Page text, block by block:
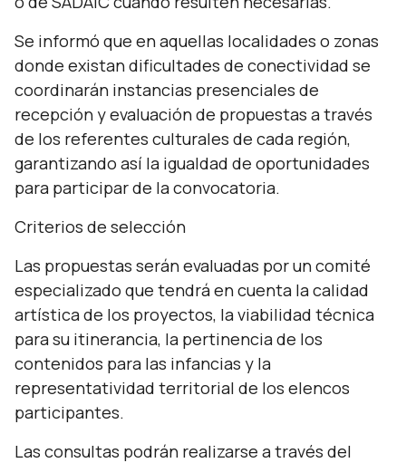
Se informó que en aquellas localidades o zonas
donde existan dificultades de conectividad se
coordinarán instancias presenciales de
recepción y evaluación de propuestas a través
de los referentes culturales de cada región,
garantizando así la igualdad de oportunidades
para participar de la convocatoria.
Criterios de selección
Las propuestas serán evaluadas por un comité
especializado que tendrá en cuenta la calidad
artística de los proyectos, la viabilidad técnica
para su itinerancia, la pertinencia de los
contenidos para las infancias y la
representatividad territorial de los elencos
participantes.
Las consultas podrán realizarse a través del